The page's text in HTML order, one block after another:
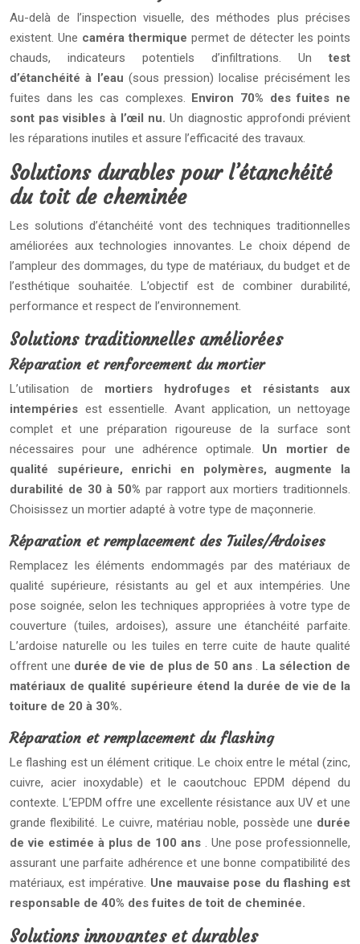
Au-delà de l’inspection visuelle, des méthodes plus précises
existent. Une caméra thermique permet de détecter les points
chauds, indicateurs potentiels d’infiltrations. Un test
d’étanchéité à l’eau (sous pression) localise précisément les
fuites dans les cas complexes. Environ 70% des fuites ne
sont pas visibles à l’œil nu.Un diagnostic approfondi prévient
les réparations inutiles et assure l’efficacité des travaux.
Solutions durables pour l’étanchéité
du toit de cheminée
Les solutions d’étanchéité vont des techniques traditionnelles
améliorées aux technologies innovantes. Le choix dépend de
l’ampleur des dommages, du type de matériaux, du budget et de
l’esthétique souhaitée. L’objectif est de combiner durabilité,
performance et respect de l’environnement.
Solutions traditionnelles améliorées
Réparation et renforcement du mortier
L’utilisation de mortiers hydrofuges et résistants aux
intempéries est essentielle. Avant application, un nettoyage
complet et une préparation rigoureuse de la surface sont
nécessaires pour une adhérence optimale. Un mortier de
qualité supérieure, enrichi en polymères, augmente la
durabilité de 30 à 50% par rapport aux mortiers traditionnels.
Choisissez un mortier adapté à votre type de maçonnerie.
Réparation et remplacement des Tuiles/Ardoises
Remplacez les éléments endommagés par des matériaux de
qualité supérieure, résistants au gel et aux intempéries. Une
pose soignée, selon les techniques appropriées à votre type de
couverture (tuiles, ardoises), assure une étanchéité parfaite.
L’ardoise naturelle ou les tuiles en terre cuite de haute qualité
offrent une durée de vie de plus de 50 ans . La sélection de
matériaux de qualité supérieure étend la durée de vie de la
toiture de 20 à 30%.
Réparation et remplacement du flashing
Le flashing est un élément critique. Le choix entre le métal (zinc,
cuivre, acier inoxydable) et le caoutchouc EPDM dépend du
contexte. L’EPDM offre une excellente résistance aux UV et une
grande flexibilité. Le cuivre, matériau noble, possède une durée
de vie estimée à plus de 100 ans . Une pose professionnelle,
assurant une parfaite adhérence et une bonne compatibilité des
matériaux, est impérative. Une mauvaise pose du flashing est
responsable de 40% des fuites de toit de cheminée.
Solutions innovantes et durables